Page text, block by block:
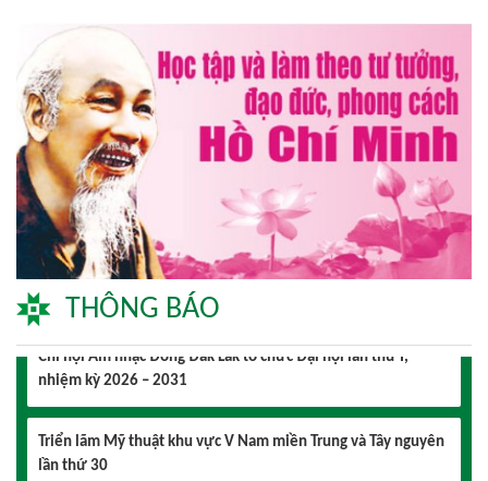
THÔNG BÁO
Lễ hội sầu riêng Đắk Lắk 2026 quy mô khủng với 17 hoạt
động đặc sắc
Đại hội lần thứ I Chi hội Múa: Sức trẻ dẫn lối đổi mới
Đại hội lần thứ I Chi hội Nhiếp ảnh Đông Đắk Lắk nhiệm kỳ
2026 – 2031 thành công tốt đẹp
Chi hội Âm nhạc Đông Đắk Lắk tổ chức Đại hội lần thứ I,
nhiệm kỳ 2026 – 2031
Triển lãm Mỹ thuật khu vực V Nam miền Trung và Tây nguyên
lần thứ 30
Lễ hội sầu riêng Đắk Lắk 2026 quy mô khủng với 17 hoạt